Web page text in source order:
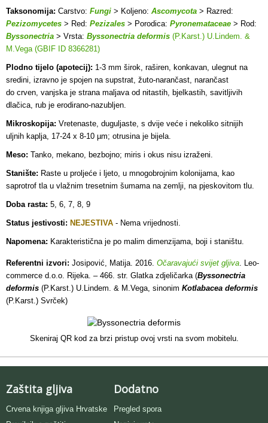
Taksonomija: Carstvo: Fungi > Koljeno: Ascomycota > Razred:
Pezizomycetes > Red: Pezizales > Porodica: Pyronemataceae > Rod:
Byssonectria > Vrsta: Byssonectria deformis (P.Karst.) U.Lindem. &
M.Vega (GBIF ID 8366281)
Plodno tijelo (apotecij): 1-3 mm širok, raširen, konkavan, ulegnut na
sredini, izravno je spojen na supstrat, žuto-narančast, narančast
do crven, vanjska je strana maljava od nitastih, bjelkastih, savitljivih
dlačica, rub je erodirano-nazubljen.
Mikroskopija: Vretenaste, duguljaste, s dvije veće i nekoliko sitnijih
uljnih kaplja, 17-24 x 8-10 µm; otrusina je bijela.
Meso: Tanko, mekano, bezbojno; miris i okus nisu izraženi.
Stanište: Raste u proljeće i ljeto, u mnogobrojnim kolonijama, kao
saprotrof tla u vlažnim tresetnim šumama na zemlji, na pjeskovitom tlu.
Doba rasta: 5, 6, 7, 8, 9
Status jestivosti: NEJESTIVA - Nema vrijednosti.
Napomena: Karakteristična je po malim dimenzijama, boji i staništu.
Referentni izvori: Josipović, Matija. 2016. Očaravajući svijet gljiva. Leo-
commerce d.o.o. Rijeka. – 466. str. Glatka zdjeličarka (Byssonectria
deformis (P.Karst.) U.Lindem. & M.Vega, sinonim Kotlabacea deformis
(P.Karst.) Svrček)
Skeniraj QR kod za brzi pristup ovoj vrsti na svom mobitelu.
Zaštita gljiva
Crvena knjiga gljiva Hrvatske
Dodatno
Pregled spora